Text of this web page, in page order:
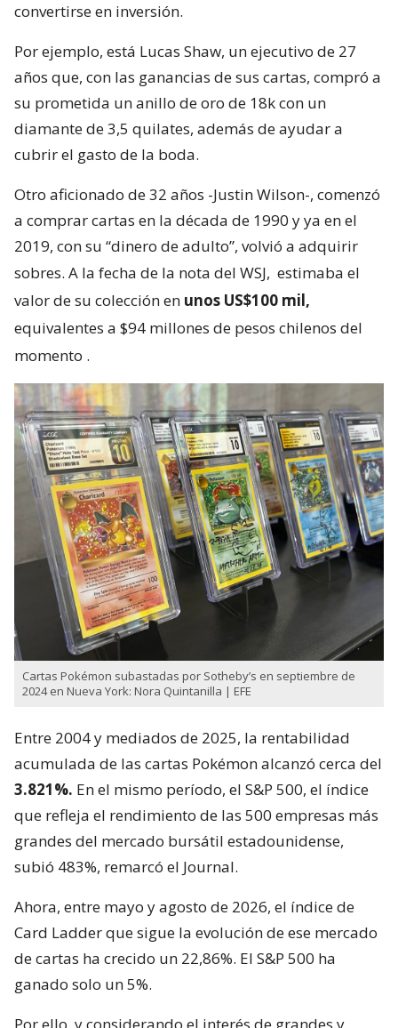
convertirse en inversión.
Por ejemplo, está Lucas Shaw, un ejecutivo de 27
años que, con las ganancias de sus cartas, compró a
su prometida un anillo de oro de 18k con un
diamante de 3,5 quilates, además de ayudar a
cubrir el gasto de la boda.
Otro aficionado de 32 años -Justin Wilson-, comenzó
a comprar cartas en la década de 1990 y ya en el
2019, con su “dinero de adulto”, volvió a adquirir
sobres. A la fecha de la nota del WSJ, estimaba el
valor de su colección en unos US$100 mil,
equivalentes a $94 millones de pesos chilenos del
momento .
Cartas Pokémon subastadas por Sotheby’s en septiembre de
2024 en Nueva York: Nora Quintanilla | EFE
Entre 2004 y mediados de 2025, la rentabilidad
acumulada de las cartas Pokémon alcanzó cerca del
3.821%. En el mismo período, el S&P 500, el índice
que refleja el rendimiento de las 500 empresas más
grandes del mercado bursátil estadounidense,
subió 483%, remarcó el Journal.
Ahora, entre mayo y agosto de 2026, el índice de
Card Ladder que sigue la evolución de ese mercado
de cartas ha crecido un 22,86%. El S&P 500 ha
ganado solo un 5%.